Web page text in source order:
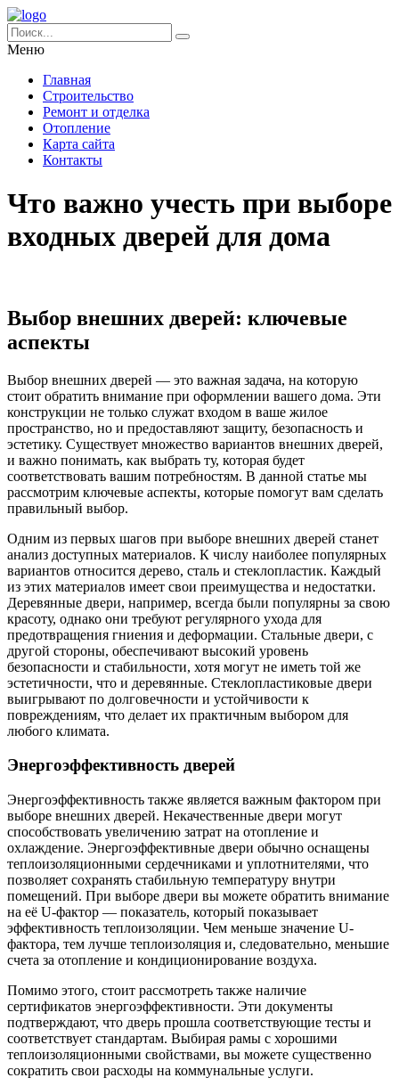
Меню
Главная
Строительство
Ремонт и отделка
Отопление
Карта сайта
Контакты
Что важно учесть при выборе
входных дверей для дома
Выбор внешних дверей: ключевые
аспекты
Выбор внешних дверей — это важная задача, на которую
стоит обратить внимание при оформлении вашего дома. Эти
конструкции не только служат входом в ваше жилое
пространство, но и предоставляют защиту, безопасность и
эстетику. Существует множество вариантов внешних дверей,
и важно понимать, как выбрать ту, которая будет
соответствовать вашим потребностям. В данной статье мы
рассмотрим ключевые аспекты, которые помогут вам сделать
правильный выбор.
Одним из первых шагов при выборе внешних дверей станет
анализ доступных материалов. К числу наиболее популярных
вариантов относится дерево, сталь и стеклопластик. Каждый
из этих материалов имеет свои преимущества и недостатки.
Деревянные двери, например, всегда были популярны за свою
красоту, однако они требуют регулярного ухода для
предотвращения гниения и деформации. Стальные двери, с
другой стороны, обеспечивают высокий уровень
безопасности и стабильности, хотя могут не иметь той же
эстетичности, что и деревянные. Стеклопластиковые двери
выигрывают по долговечности и устойчивости к
повреждениям, что делает их практичным выбором для
любого климата.
Энергоэффективность дверей
Энергоэффективность также является важным фактором при
выборе внешних дверей. Некачественные двери могут
способствовать увеличению затрат на отопление и
охлаждение. Энергоэффективные двери обычно оснащены
теплоизоляционными сердечниками и уплотнителями, что
позволяет сохранять стабильную температуру внутри
помещений. При выборе двери вы можете обратить внимание
на её U-фактор — показатель, который показывает
эффективность теплоизоляции. Чем меньше значение U-
фактора, тем лучше теплоизоляция и, следовательно, меньшие
счета за отопление и кондиционирование воздуха.
Помимо этого, стоит рассмотреть также наличие
сертификатов энергоэффективности. Эти документы
подтверждают, что дверь прошла соответствующие тесты и
соответствует стандартам. Выбирая рамы с хорошими
теплоизоляционными свойствами, вы можете существенно
сократить свои расходы на коммунальные услуги.